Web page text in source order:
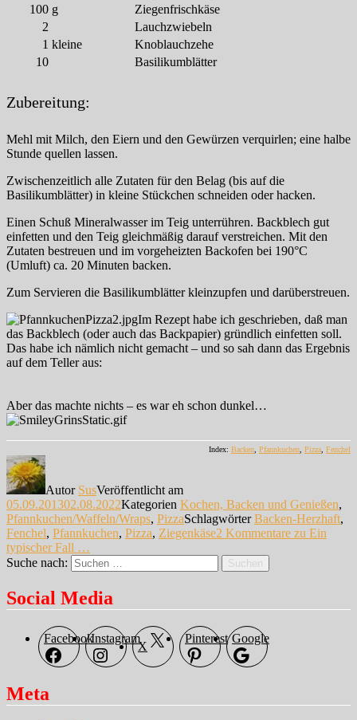
100 g
Ziegenfrischkäse
2
Lauchzwiebeln
1 kleine
Knoblauchzehe
10
Basilikumblätter
Zubereitung:
Mehl mit Milch, den Eiern und den Gewürzen verquirlen; eine halbe
Stunde quellen lassen.
Zwischenzeitlich alle Zutaten für den Belag (bis auf die
Basilikumblätter) in kleine Stückchen schneiden oder hacken.
Einen Schuß Mineralwasser im Teig unterrühren. Backblech gut
einfetten und den Teig gleichmäßig darauf verstreichen. Mit den
Zutaten bestreuen und im vorgeheizten Backofen bei 190°C
(Umluft) ca. 20 Minuten backen.
Zum Servieren die Basilikumblätter kleinzupfen und darüberstreuen.
Im Rezept habe ich geschrieben, daß man
das Backblech (oder auch das Backpapier) gründlich einfetten soll.
Das habe ich nämlich nicht gemacht – und so sah dann das Ergebnis
auf dem Teller aus:
Aber das machte nichts – es war eh schon dunkel…
Index: Backen, Pfannkuchen, Pizza, Fenchel
Autor SusVeröffentlicht am
05.09.201302.08.2022Kategorien Kochen, Backen und Genießen,
Pfannkuchen/Waffeln/Wraps, PizzaSchlagwörterBacken-Herzhaft,
Fenchel, Pfannkuchen, Pizza, Ziegenkäse2 Kommentare zu Ein
typischer Fall …
Suche nach:
Suchen
Social Media
FacebookInstagram
X
Pinterest Google
Meta